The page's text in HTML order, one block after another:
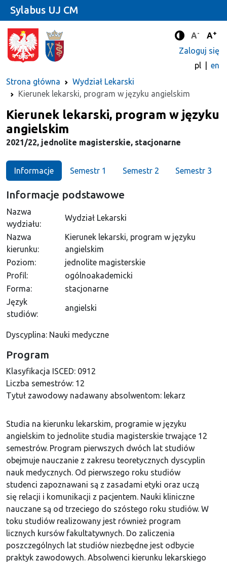
Tryb
A- A+
Zaloguj się
pl
en
Strona główna
Wydział Lekarski
Kierunek lekarski, program w języku angielskim
Sylabus UJ CM
Kierunek
Kierunek lekarski, program w języku
angielskim
2021/22, jednolite magisterskie, stacjonarne
Informacje Semestr 1 Semestr 2 Semestr 3
Informacje podstawowe
Nazwa
wydziału:
Wydział Lekarski
Nazwa
kierunku:
Kierunek lekarski, program w języku
angielskim
Poziom:
jednolite magisterskie
Profil:
ogólnoakademicki
Forma:
stacjonarne
Język
studiów:
angielski
Dyscyplina: Nauki medyczne
Program
Klasyfikacja ISCED: 0912
Liczba semestrów: 12
Tytuł zawodowy nadawany absolwentom: lekarz
Studia na kierunku lekarskim, programie w języku
angielskim to jednolite studia magisterskie trwające 12
semestrów. Program pierwszych dwóch lat studiów
obejmuje nauczanie z zakresu teoretycznych dyscyplin
nauk medycznych. Od pierwszego roku studiów
studenci zapoznawani są z zasadami etyki oraz uczą
się relacji i komunikacji z pacjentem. Nauki kliniczne
nauczane są od trzeciego do szóstego roku studiów. W
toku studiów realizowany jest również program
licznych kursów fakultatywnych. Do zaliczenia
poszczególnych lat studiów niezbędne jest odbycie
praktyk zawodowych. Absolwenci kierunku lekarskiego